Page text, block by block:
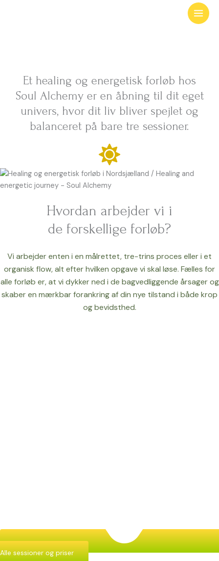
Et healing og energetisk forløb hos
Soul Alchemy er en åbning til dit eget
univers, hvor dit liv bliver spejlet og
balanceret på bare tre sessioner.
Hvordan arbejder vi i
de forskellige forløb?
Vi arbejder enten i en målrettet, tre-trins proces eller i et
organisk flow, alt efter hvilken opgave vi skal løse. Fælles for
alle forløb er, at vi dykker ned i de bagvedliggende årsager og
skaber en mærkbar forankring af din nye tilstand i både krop
og bevidsthed.
Alle sessioner og priser